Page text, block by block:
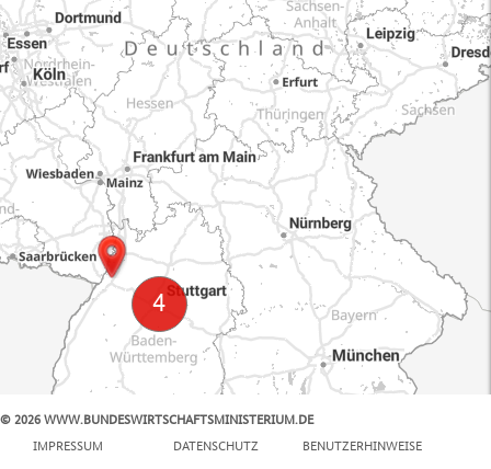
© 2026 WWW.BUNDESWIRTSCHAFTSMINISTERIUM.DE
IMPRESSUM
DATENSCHUTZ BENUTZERHINWEISE